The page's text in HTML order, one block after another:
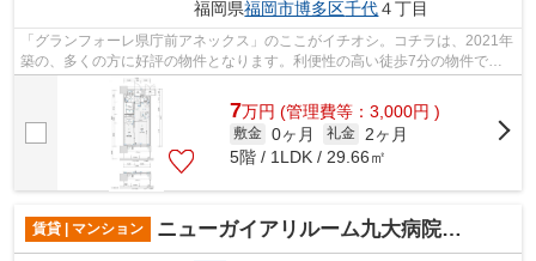
福岡県福岡市博多区千代４丁目
「グランフォーレ県庁前アネックス」のここがイチオシ。コチラは、2021年
築の、多くの方に好評の物件となります。利便性の高い徒歩7分の物件で
す。こちらのマンションから出て200mに駐...
7万円 (管理費等：3,000円 )
敷金 0ヶ月 礼金
2ヶ月
5階 / 1LDK / 29.66㎡
賃貸 | マンション ニューガイアリルーム九大病院前№66